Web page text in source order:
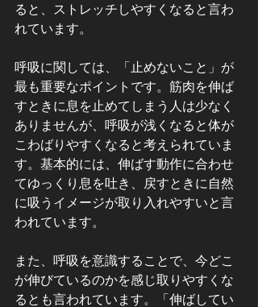
ると、ストレッチしやすくなると言わ
れています。
呼吸に関しては、「止めないこと」が
最も重要なポイントです。筋肉を伸ば
すときに息を止めてしまう人は少なく
ありませんが、呼吸が浅くなると体が
こわばりやすくなると考えられていま
す。基本的には、伸ばす動作に合わせ
てゆっくり息を吐き、戻すときに自然
に吸うイメージが取り入れやすいと言
われています。
また、呼吸を意識することで、今どこ
が伸びているのかを感じ取りやすくな
るとも言われています。「伸ばしてい